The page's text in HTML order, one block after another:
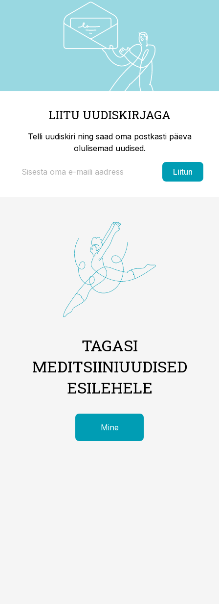
LIITU UUDISKIRJAGA
Telli uudiskiri ning saad oma postkasti päeva
olulisemad uudised.
Liitun
TAGASI
MEDITSIINIUUDISED
ESILEHELE
Mine